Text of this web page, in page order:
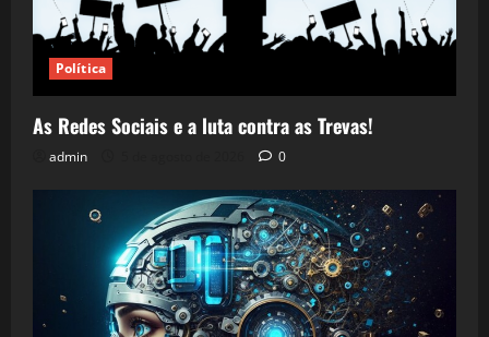
Política
As Redes Sociais e a luta contra as Trevas!
admin 0